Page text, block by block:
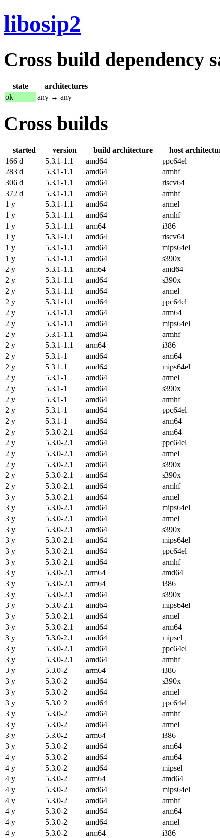
libosip2
Cross build dependency
state
architectures
ok
any → any
Cross builds
started version build architecture
host
166 d
5.3.1-1.1 amd64
ppc64el
283 d
5.3.1-1.1 amd64
armhf
306 d
5.3.1-1.1 amd64
riscv64
372 d
5.3.1-1.1 amd64
armhf
1 y
5.3.1-1.1 amd64
armel
1 y
5.3.1-1.1 amd64
armhf
1 y
5.3.1-1.1 arm64
i386
1 y
5.3.1-1.1 amd64
riscv64
1 y
5.3.1-1.1 amd64
mips64el
1 y
5.3.1-1.1 amd64
s390x
2 y
5.3.1-1.1 arm64
amd64
2 y
5.3.1-1.1 amd64
s390x
2 y
5.3.1-1.1 amd64
armel
2 y
5.3.1-1.1 amd64
ppc64el
2 y
5.3.1-1.1 amd64
arm64
2 y
5.3.1-1.1 amd64
mips64el
2 y
5.3.1-1.1 amd64
armhf
2 y
5.3.1-1.1 arm64
i386
2 y
5.3.1-1 amd64
arm64
2 y
5.3.1-1 amd64
mips64el
2 y
5.3.1-1 amd64
armel
2 y
5.3.1-1 amd64
s390x
2 y
5.3.1-1 amd64
armhf
2 y
5.3.1-1 amd64
ppc64el
2 y
5.3.1-1 amd64
arm64
2 y
5.3.0-2.1 amd64
arm64
2 y
5.3.0-2.1 amd64
ppc64el
2 y
5.3.0-2.1 amd64
armel
2 y
5.3.0-2.1 amd64
s390x
2 y
5.3.0-2.1 amd64
s390x
2 y
5.3.0-2.1 amd64
armhf
3 y
5.3.0-2.1 amd64
armel
3 y
5.3.0-2.1 amd64
mips64el
3 y
5.3.0-2.1 amd64
armel
3 y
5.3.0-2.1 amd64
s390x
3 y
5.3.0-2.1 amd64
mips64el
3 y
5.3.0-2.1 amd64
ppc64el
3 y
5.3.0-2.1 amd64
armhf
3 y
5.3.0-2.1 arm64
amd64
3 y
5.3.0-2.1 arm64
i386
3 y
5.3.0-2.1 amd64
s390x
3 y
5.3.0-2.1 amd64
mips64el
3 y
5.3.0-2.1 amd64
armel
3 y
5.3.0-2.1 amd64
arm64
3 y
5.3.0-2.1 amd64
mipsel
3 y
5.3.0-2.1 amd64
ppc64el
3 y
5.3.0-2.1 amd64
armhf
3 y
5.3.0-2 arm64
i386
3 y
5.3.0-2 amd64
s390x
3 y
5.3.0-2 amd64
armel
3 y
5.3.0-2 amd64
ppc64el
3 y
5.3.0-2 amd64
armhf
3 y
5.3.0-2 amd64
armel
3 y
5.3.0-2 arm64
i386
3 y
5.3.0-2 amd64
arm64
4 y
5.3.0-2 amd64
arm64
4 y
5.3.0-2 amd64
mipsel
4 y
5.3.0-2 arm64
amd64
4 y
5.3.0-2 amd64
mips64el
4 y
5.3.0-2 amd64
armhf
4 y
5.3.0-2 amd64
arm64
4 y
5.3.0-2 amd64
armel
4 y
5.3.0-2 arm64
i386